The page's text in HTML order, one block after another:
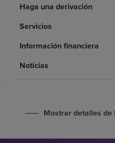
Acerca de nosotros
Haga una derivación
Servicios
Información financiera
Noticias
Mostrar detalles de